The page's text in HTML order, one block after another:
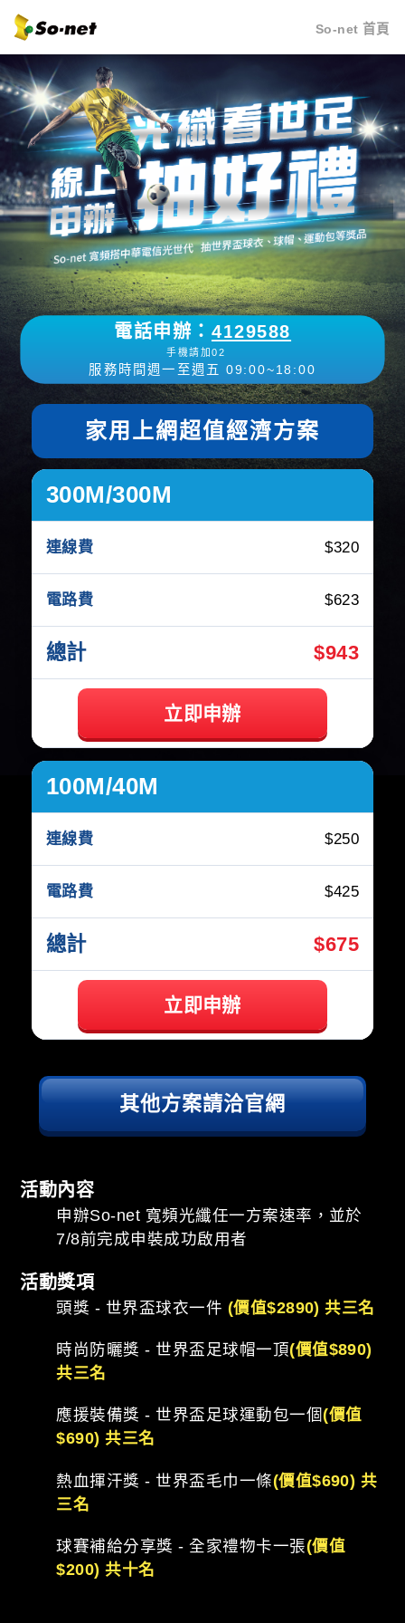
So-net 首頁
電話申辦： 4129588
手機請加02
服務時間週一至週五 09:00~18:00
家用上網超值經濟方案
300M/300M
$320
$623
$943
立即申辦
100M/40M
$250
$425
$675
立即申辦
其他方案請洽官網
活動內容
申辦So-net 寬頻光纖任一方案速率，並於
7/8前完成申裝成功啟用者
活動獎項
頭獎 - 世界盃球衣一件 (價值$2890) 共三名
時尚防曬獎 - 世界盃足球帽一頂(價值$890)
共三名
應援裝備獎 - 世界盃足球運動包一個(價值
$690) 共三名
熱血揮汗獎 - 世界盃毛巾一條(價值$690) 共
三名
球賽補給分享獎 - 全家禮物卡一張(價值
$200) 共十名